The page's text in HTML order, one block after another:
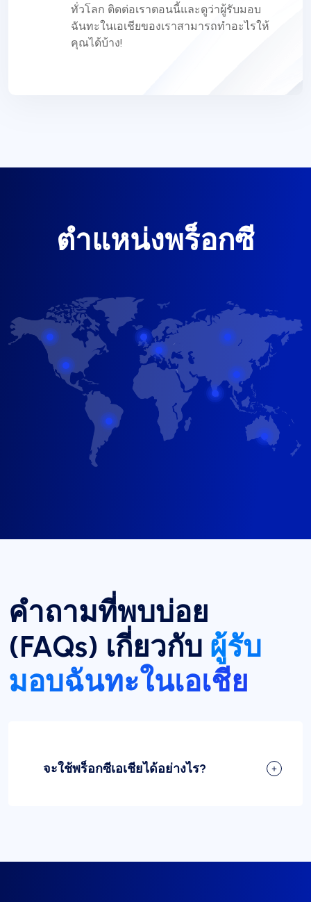
ทั่วโลก ติดต่อเราตอนนี้และดูว่าผู้รับมอบ
ฉันทะในเอเชียของเราสามารถทำอะไรให้
คุณได้บ้าง!
ตำแหน่งพร็อกซี
คำถามที่พบบ่อย
(FAQs) เกี่ยวกับ ผู้รับ
มอบฉันทะในเอเชีย
จะใช้พร็อกซีเอเชียได้อย่างไร?